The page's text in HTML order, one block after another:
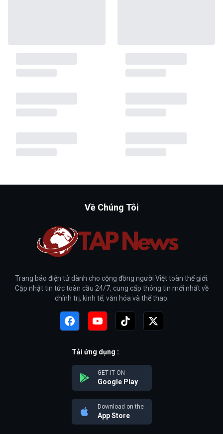
Về Chúng Tôi
Trang báo điện tử dành cho cộng đồng người Việt toàn thế giới.
Cập nhật tin tức toàn cầu 24/7, cung cấp thông tin mới nhất về
chính trị, kinh tế, văn hóa và thể thao.
Tải ứng dụng :
GET IT ON
Google Play
Download on the
App Store